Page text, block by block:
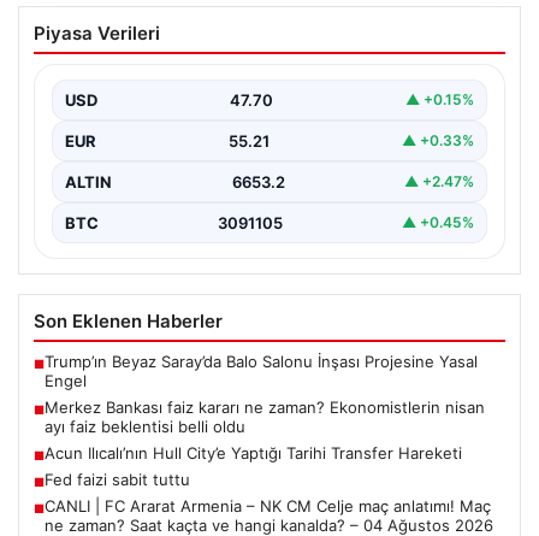
Merkez Bankası faiz kararı ne zaman?
Ekonomistlerin nisan ayı faiz beklentisi
Piyasa Verileri
USD 47.70 ▲ +0.15%
EUR 55.21 ▲ +0.33%
ALTIN 6653.2 ▲ +2.47%
BTC 3091105 ▲ +0.45%
Son Eklenen Haberler
■Trump’ın Beyaz Saray’da Balo Salonu İnşası Projesine Yasal
Engel
■Merkez Bankası faiz kararı ne zaman? Ekonomistlerin nisan
ayı faiz beklentisi belli oldu
■Acun Ilıcalı’nın Hull City’e Yaptığı Tarihi Transfer Hareketi
■Fed faizi sabit tuttu
■CANLI | FC Ararat Armenia – NK CM Celje maç anlatımı! Maç
ne zaman? Saat kaçta ve hangi kanalda? – 04 Ağustos 2026